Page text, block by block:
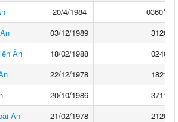
20/4/1984
03/12/1989
Ân 18/02/1988
22/12/1978
20/10/1986
Ân 21/02/1978